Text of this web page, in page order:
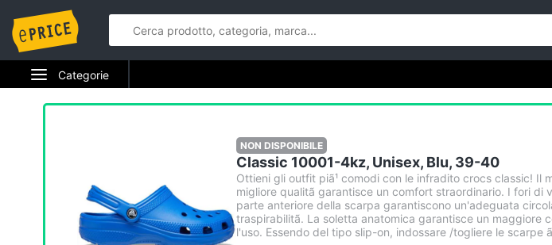
Categorie
NON DISPONIBILE
Classic 10001-4kz, Unisex, Blu, 39-40
Ottieni gli outfit piã¹ comodi con le infradito crocs classic! Il
migliore qualitã garantisce un comfort straordinario. I fori di
parte anteriore della scarpa garantiscono un'adeguata
traspirabilitã. La soletta anatomica garantisce un maggiore
l'uso. Essendo del tipo slip-on, indossare /togliere le scarpe